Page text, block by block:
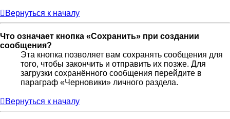
Вернуться к началу
Что означает кнопка «Сохранить» при создании
сообщения?
Эта кнопка позволяет вам сохранять сообщения для
того, чтобы закончить и отправить их позже. Для
загрузки сохранённого сообщения перейдите в
параграф «Черновики» личного раздела.
Вернуться к началу